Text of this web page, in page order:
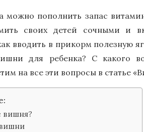
можно пополнить запас
своих детей сочными и
вводить в прикорм полезную
для ребенка? С какого
на все эти вопросы в статье
вишня?